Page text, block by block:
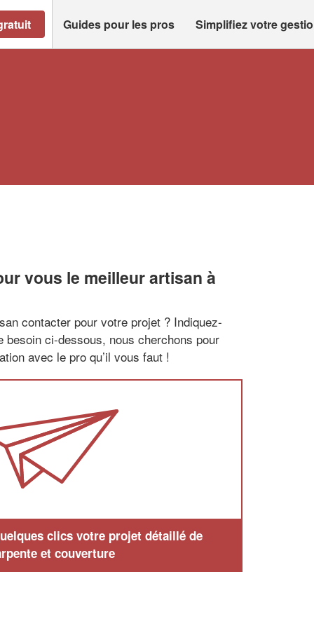
Guides pour les pros Simplifiez votre
vous le meilleur artisan à
contacter pour votre projet ? Indiquez-
besoin ci-dessous, nous cherchons pour
avec le pro qu’il vous faut !
clics votre projet détaillé de
et couverture